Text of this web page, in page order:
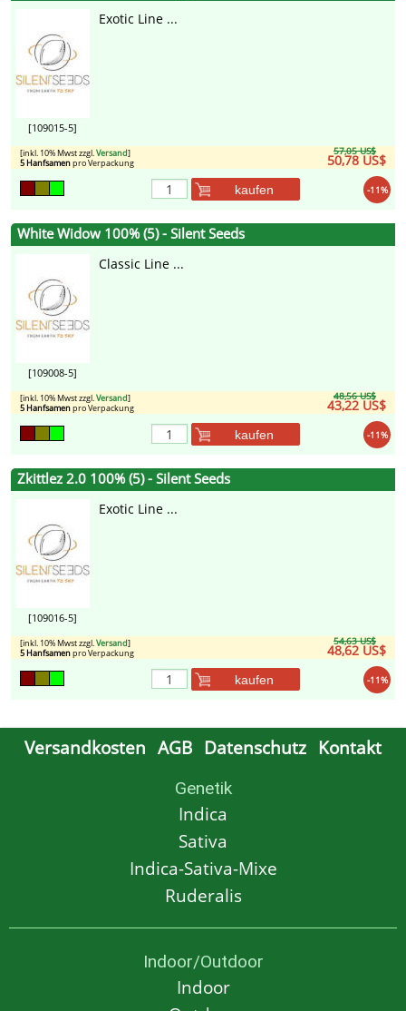
[109015-5]
Exotic Line ...
57,05 US$
50,78 US$
[inkl. 10% Mwst zzgl.Versand]
5 Hanfsamenpro Verpackung
-11%
kaufen
White Widow 100% (5) - Silent Seeds
[109008-5]
Classic Line ...
48,56 US$
43,22 US$
[inkl. 10% Mwst zzgl.Versand]
5 Hanfsamenpro Verpackung
-11%
kaufen
Zkittlez 2.0 100% (5) - Silent Seeds
[109016-5]
Exotic Line ...
54,63 US$
48,62 US$
[inkl. 10% Mwst zzgl.Versand]
5 Hanfsamenpro Verpackung
-11%
kaufen
Versandkosten AGB Datenschutz Kontakt
Genetik
Indica
Sativa
Indica-Sativa-Mixe
Ruderalis
Indoor/Outdoor
Indoor